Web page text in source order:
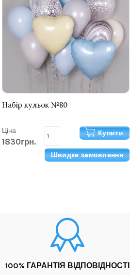
Набір кульок №80
Ціна
1830грн.
Купити
Швидке замовлення
100% ГАРАНТІЯ ВІДПОВІДНОСТІ